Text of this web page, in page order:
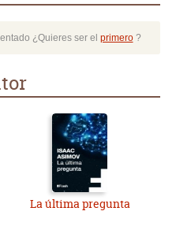
¿Quieres ser el primero?
La última pregunta